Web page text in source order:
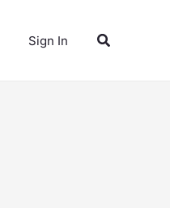
Sign In Pesquisar